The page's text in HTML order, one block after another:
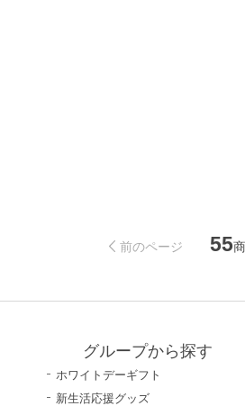
前のページ 55
グループから探す
ホワイトデーギフト
新生活応援グッズ